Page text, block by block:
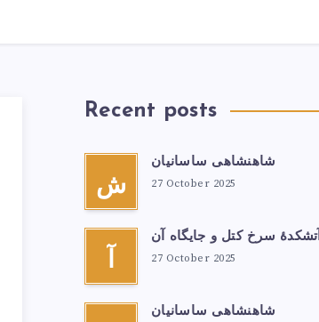
Recent posts
ش
شاهنشاهی ساسانیان
27 October 2025
آ
آتشكدهٔ سرخ‌ کتل و جایگاه آن
27 October 2025
شاهنشاهی ساسانیان